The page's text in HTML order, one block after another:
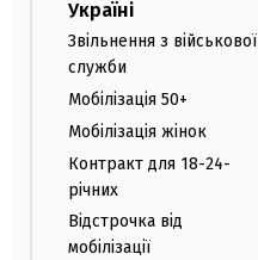
Україні
Звільнення з військової
служби
Мобілізація 50+
Мобілізація жінок
Контракт для 18-24-
річних
Відстрочка від
мобілізації